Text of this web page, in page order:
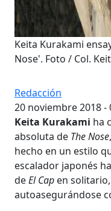
Keita Kurakami
Nose'. Foto / Col.
Redacción
20 noviembre 2018 -
Keita Kurakami ha
absoluta de The Nose
hecho en un estilo
escalador japonés
deEl Cap en
autoasegurándose